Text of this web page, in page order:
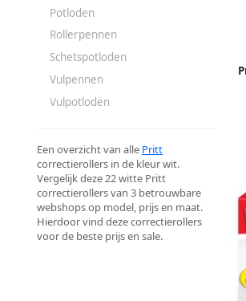
Potloden
Rollerpennen
Schetspotloden
Vulpennen
Vulpotloden
Een overzicht van alle Pritt
correctierollers in de kleur wit.
Vergelijk deze 22 witte Pritt
correctierollers van 3 betrouwbare
webshops op model, prijs en maat.
Hierdoor vind deze correctierollers
voor de beste prijs en sale.